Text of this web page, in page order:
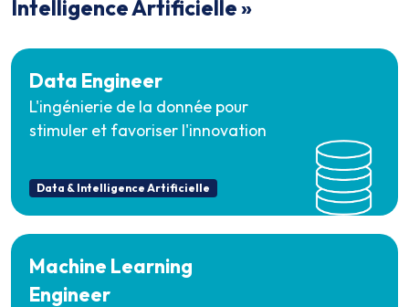
Intelligence Artificielle »
Data Engineer
L'ingénierie de la donnée pour
stimuler et favoriser l'innovation
Data & Intelligence Artificielle
Machine Learning
Engineer